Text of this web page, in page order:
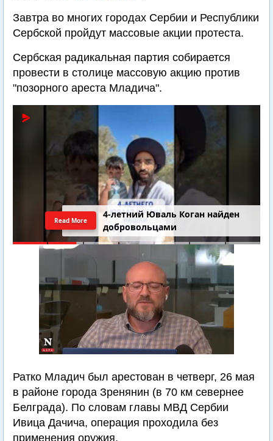
Завтра во многих городах Сербии и Республики
Сербской пройдут массовые акции протеста.
Сербская радикальная партия собирается
провести в столице массовую акцию против
"позорного ареста Младича".
4-летний Юваль Коган найден
добровольцами
Read More
Ратко Младич был арестован в четверг, 26 мая
в районе города Зренянин (в 70 км севернее
Белграда). По словам главы МВД Сербии
Ивица Дачича, операция проходила без
применения оружия.